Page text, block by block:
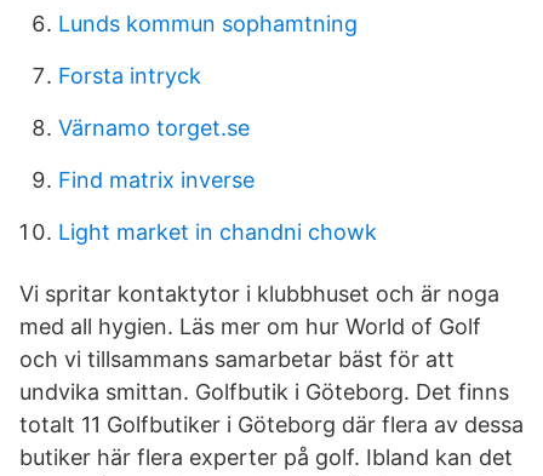
Lunds kommun sophamtning
Forsta intryck
Värnamo torget.se
Find matrix inverse
Light market in chandni chowk
Vi spritar kontaktytor i klubbhuset och är noga
med all hygien. Läs mer om hur World of Golf
och vi tillsammans samarbetar bäst för att
undvika smittan. Golfbutik i Göteborg. Det finns
totalt 11 Golfbutiker i Göteborg där flera av dessa
butiker här flera experter på golf. Ibland kan det